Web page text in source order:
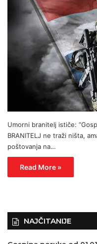
Umorni branitelj ističe:
BRANITELJ ne traži ništa,
poštovanja na…
Read More »
NAJČITANIJE